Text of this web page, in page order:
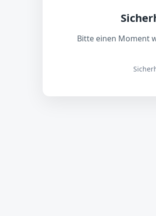
Bitte einen Moment